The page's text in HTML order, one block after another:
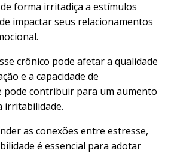
forma irritadiça a estímulos
impactar seus relacionamentos
crônico pode afetar a qualidade
e a capacidade de
pode contribuir para um aumento
irritabilidade.
as conexões entre estresse,
é essencial para adotar